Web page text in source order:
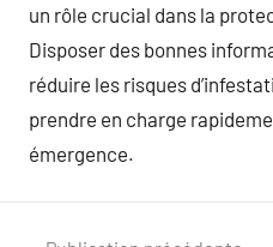
un rôle crucial dans la
Disposer des bonnes
réduire les risques
prendre en charge
émergence.